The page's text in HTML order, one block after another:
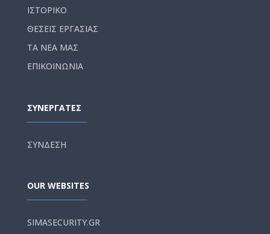
ΙΣΤΟΡΙΚΟ
ΘΕΣΕΙΣ ΕΡΓΑΣΙΑΣ
ΤΑ ΝΕΑ ΜΑΣ
ΕΠΙΚΟΙΝΩΝΙΑ
ΣΥΝΕΡΓΑΤΕΣ
ΣΥΝΔΕΣΗ
OUR WEBSITES
SIMASECURITY.GR